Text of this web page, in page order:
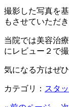
撮影した写真を
もさせていただき
当院では美容治
にレビュー２で
気になる方はぜ
カテゴリ： スタ